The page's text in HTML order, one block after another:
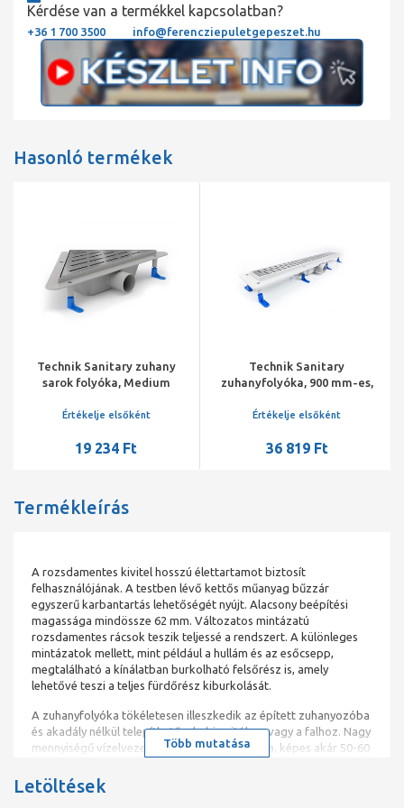
Kérdése van a termékkel kapcsolatban?
+36 1 700 3500 info@ferencziepuletgepeszet.hu
Hasonló termékek
Technik Sanitary zuhany
sarok folyóka, Medium
Értékelje elsőként
19 234 Ft
Technik Sanitary
zuhanyfolyóka, 900 mm-es,
Értékelje elsőként
36 819 Ft
Termékleírás
A rozsdamentes kivitel hosszú élettartamot biztosít
felhasználójának. A testben lévő kettős műanyag bűzzár
egyszerű karbantartás lehetőségét nyújt. Alacsony beépítési
magassága mindössze 62 mm. Változatos mintázatú
rozsdamentes rácsok teszik teljessé a rendszert. A különleges
mintázatok mellett, mint például a hullám és az esőcsepp,
megtalálható a kínálatban burkolható felsőrész is, amely
lehetővé teszi a teljes fürdőrész kiburkolását.
A zuhanyfolyóka tökéletesen illeszkedik az épített zuhanyozóba
és akadály nélkül telepíthető a kabin ajtóhoz vagy a falhoz. Nagy
mennyiségű vízelvezetés tökéletes megoldója, képes akár 50-60
akadálymentesíthetjük a fürdőhelyiséget, ezzel megkönnyítve a
mozgáskorlátozottak, illetve a nehezen mozgó emberek
Több mutatása
Letöltések